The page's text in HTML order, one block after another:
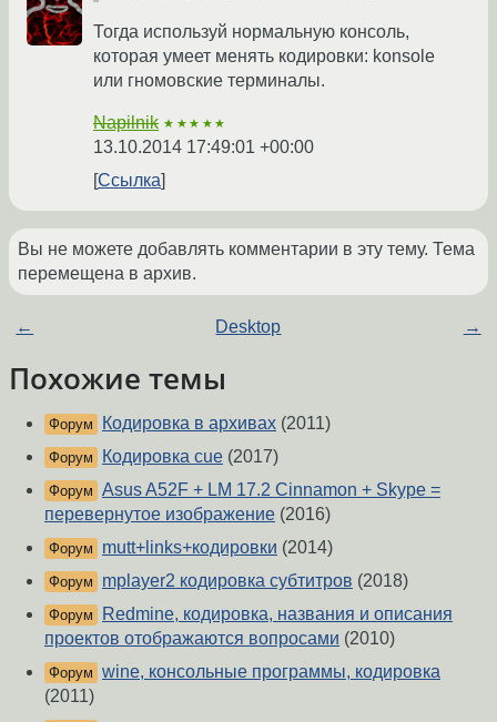
Тогда используй нормальную консоль,
которая умеет менять кодировки: konsole
или гномовские терминалы.
Napilnik ★★★★★
13.10.2014 17:49:01 +00:00
Ссылка
Вы не можете добавлять комментарии в эту тему. Тема
перемещена в архив.
← Desktop →
Похожие темы
Форум Кодировка в архивах (2011)
Форум Кодировка cue (2017)
Форум Asus A52F + LM 17.2 Cinnamon + Skype =
перевернутое изображение (2016)
Форум mutt+links+кодировки (2014)
Форум mplayer2 кодировка субтитров (2018)
Форум
Redmine, кодировка, названия и описания
проектов отображаются вопросами (2010)
Форум wine, консольные программы, кодировка
(2011)